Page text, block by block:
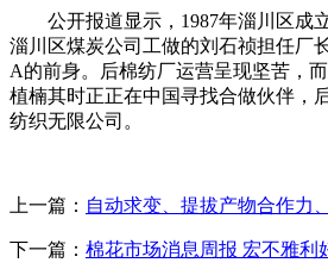
公开报道显示，1987年淄川区成
淄川区煤炭公司工做的刘石祯担任厂
A的前身。后棉纺厂运营呈现坚苦，
植楠其时正正在中国寻找合做伙伴，
纺织无限公司。
上一篇： 自动求变、提拔产物合作力
下一篇： 棉花市场消息周报 宏不雅利